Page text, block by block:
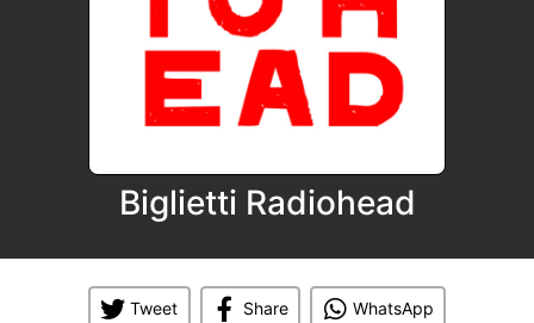
Biglietti Radiohead
Tweet Share WhatsApp